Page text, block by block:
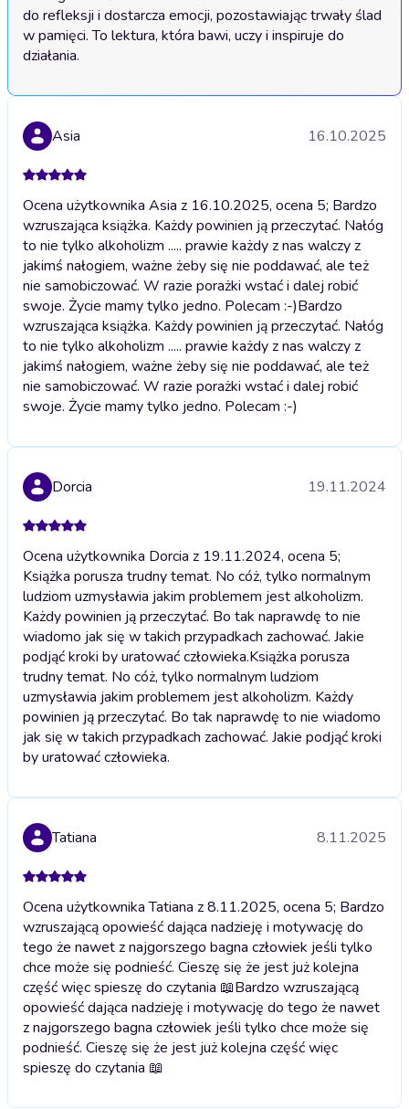
do refleksji i dostarcza emocji, pozostawiając trwały ślad
w pamięci. To lektura, która bawi, uczy i inspiruje do
działania.
Asia 16.10.2025
Ocena użytkownika Asia z 16.10.2025, ocena 5; Bardzo
wzruszająca książka. Każdy powinien ją przeczytać. Nałóg
to nie tylko alkoholizm ..... prawie każdy z nas walczy z
jakimś nałogiem, ważne żeby się nie poddawać, ale też
nie samobiczować. W razie porażki wstać i dalej robić
swoje. Życie mamy tylko jedno. Polecam :-)Bardzo
wzruszająca książka. Każdy powinien ją przeczytać. Nałóg
to nie tylko alkoholizm ..... prawie każdy z nas walczy z
jakimś nałogiem, ważne żeby się nie poddawać, ale też
nie samobiczować. W razie porażki wstać i dalej robić
swoje. Życie mamy tylko jedno. Polecam :-)
Dorcia 19.11.2024
Ocena użytkownika Dorcia z 19.11.2024, ocena 5;
Książka porusza trudny temat. No cóż, tylko normalnym
ludziom uzmysławia jakim problemem jest alkoholizm.
Każdy powinien ją przeczytać. Bo tak naprawdę to nie
wiadomo jak się w takich przypadkach zachować. Jakie
podjąć kroki by uratować człowieka.Książka porusza
trudny temat. No cóż, tylko normalnym ludziom
uzmysławia jakim problemem jest alkoholizm. Każdy
powinien ją przeczytać. Bo tak naprawdę to nie wiadomo
jak się w takich przypadkach zachować. Jakie podjąć kroki
by uratować człowieka.
Tatiana 8.11.2025
Ocena użytkownika Tatiana z 8.11.2025, ocena 5; Bardzo
wzruszającą opowieść dająca nadzieję i motywację do
tego że nawet z najgorszego bagna człowiek jeśli tylko
chce może się podnieść. Cieszę się że jest już kolejna
część więc spieszę do czytania 📖Bardzo wzruszającą
opowieść dająca nadzieję i motywację do tego że nawet
z najgorszego bagna człowiek jeśli tylko chce może się
podnieść. Cieszę się że jest już kolejna część więc
spieszę do czytania 📖